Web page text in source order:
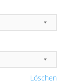
Löschen